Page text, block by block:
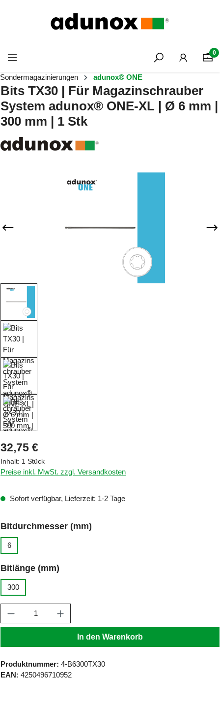
0
Sondermagazinierungen adunox® ONE
Bits TX30 | Für Magazinschrauber
System adunox® ONE-XL | Ø 6 mm |
300 mm | 1 Stk
Bildergalerie überspringen
Regulärer Preis:
32,75 €
Inhalt: 1 Stück
Preise inkl. MwSt. zzgl. Versandkosten
Sofort verfügbar, Lieferzeit: 1-2 Tage
Bitdurchmesser (mm)
6
Bitlänge (mm)
300
Produkt Anzahl: Gib den gewünschten Wert
In den Warenkorb
Produktnummer: 4-B6300TX30
EAN: 4250496710952